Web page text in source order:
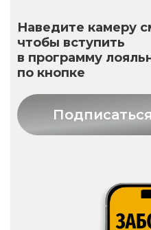
Наведите камеру
чтобы вступить
в программу
по кнопке